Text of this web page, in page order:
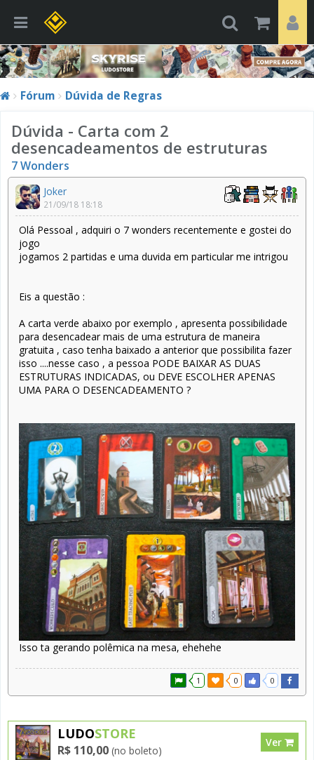
Fórum Dúvida de Regras
Dúvida - Carta com 2
desencadeamentos de estruturas
7 Wonders
Joker
21/09/18 18:18
Olá Pessoal , adquiri o 7 wonders recentemente e gostei do
jogo
jogamos 2 partidas e uma duvida em particular me intrigou
Eis a questão :
A carta verde abaixo por exemplo , apresenta possibilidade
para desencadear mais de uma estrutura de maneira
gratuita , caso tenha baixado a anterior que possibilita fazer
isso ....nesse caso , a pessoa PODE BAIXAR AS DUAS
ESTRUTURAS INDICADAS, ou DEVE ESCOLHER APENAS
UMA PARA O DESENCADEAMENTO ?
Isso ta gerando polêmica na mesa, ehehehe
1 0 0
LUDOSTORE
R$ 110,00 (no boleto)
Ver